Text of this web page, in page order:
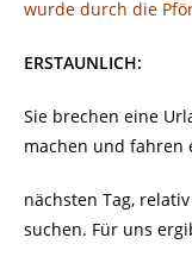
wurde durch die
ERSTAUNLICH:
Sie brechen eine
machen und fahren
nächsten Tag,
suchen. Für uns